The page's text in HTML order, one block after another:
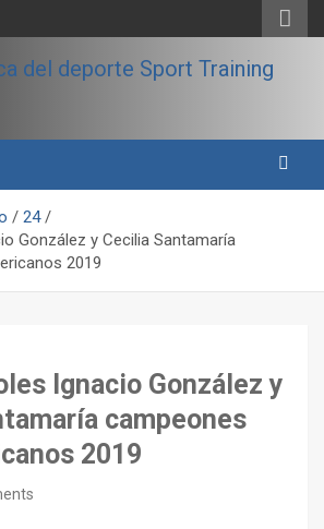
del deporte
entrenamiento.
24
González y Cecilia Santamaría
2019
Ignacio González y
campeones
2019